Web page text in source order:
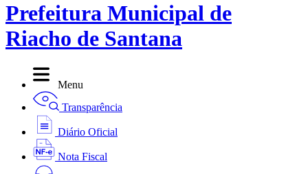
Prefeitura Municipal de
Riacho de Santana
Menu
Transparência
Diário Oficial
Nota Fiscal